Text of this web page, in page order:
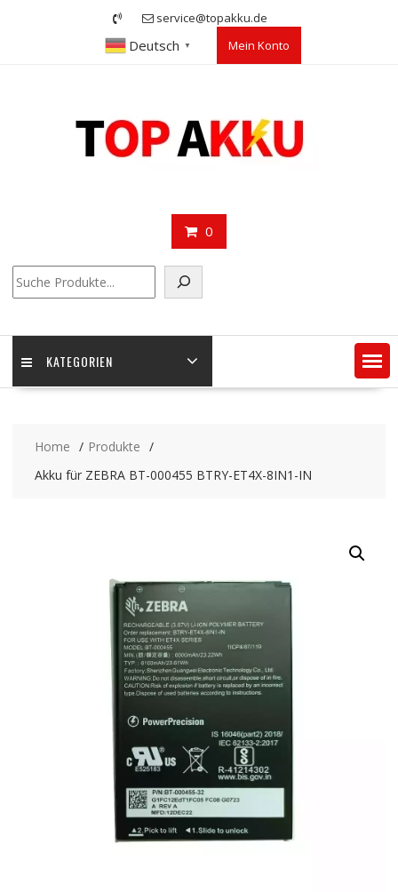
service@topakku.de
Deutsch ▼ Mein Konto
0
KATEGORIEN
Home
Produkte
Akku für ZEBRA BT-000455 BTRY-ET4X-8IN1-IN